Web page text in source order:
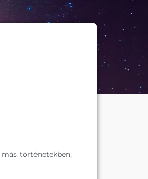
történetekben,